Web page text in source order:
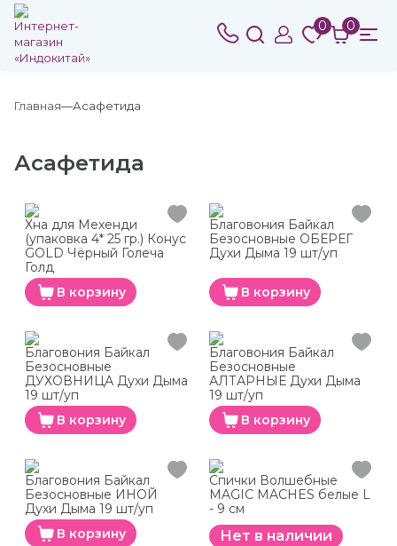
0 0
Главная Асафетида
Асафетида
Хна для Мехенди
(упаковка 4* 25 гр.) Конус
GOLD Чёрный Голеча
Голд
В корзину
Благовония Байкал
Безосновные ОБЕРЕГ
Духи Дыма 19 шт/уп
В корзину
Благовония Байкал
Безосновные
ДУХОВНИЦА Духи Дыма
19 шт/уп
В корзину
Благовония Байкал
Безосновные
АЛТАРНЫЕ Духи Дыма
19 шт/уп
В корзину
Благовония Байкал
Безосновные ИНОЙ
Духи Дыма 19 шт/уп
В корзину
Спички Волшебные
MAGIC MACHES белые L
- 9 см
Нет в наличии